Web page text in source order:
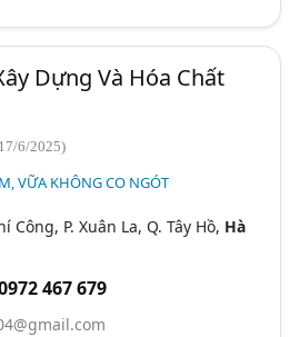
Dựng Và Hóa Chất
6/2025)
VỮA KHÔNG CO NGÓT
Công, P. Xuân La, Q. Tây Hồ, Hà
467 679